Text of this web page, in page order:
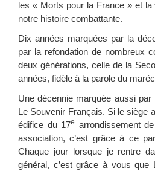
les « Morts pour la France » et
notre histoire combattante.
Dix années marquées par la
par la refondation de nombreux
deux générations, celle de la
années, fidèle à la parole du
Une décennie marquée aussi par
Le Souvenir Français. Si le siège
édifice du 17e arrondissement
association, c’est grâce à ce
Chaque jour lorsque je rentre
général, c’est grâce à vous que